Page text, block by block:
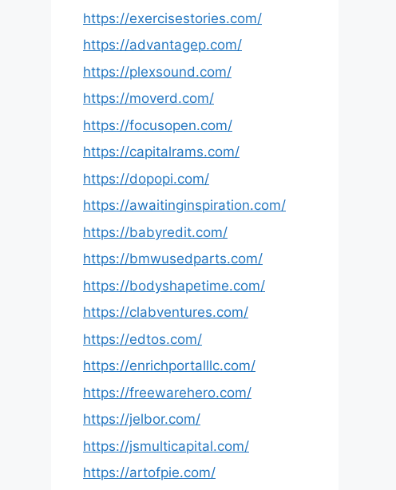
https://exercisestories.com/
https://advantagep.com/
https://plexsound.com/
https://moverd.com/
https://focusopen.com/
https://capitalrams.com/
https://dopopi.com/
https://awaitinginspiration.com/
https://babyredit.com/
https://bmwusedparts.com/
https://bodyshapetime.com/
https://clabventures.com/
https://edtos.com/
https://enrichportalllc.com/
https://freewarehero.com/
https://jelbor.com/
https://jsmulticapital.com/
https://artofpie.com/